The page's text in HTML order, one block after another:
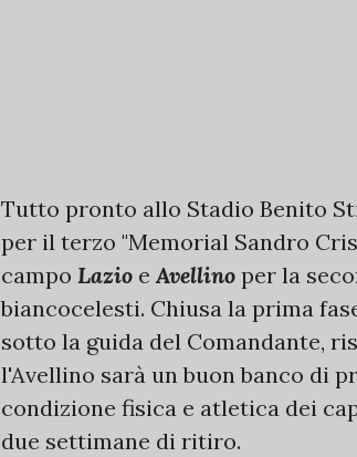
Tutto pronto allo Stadio Benito
per il terzo "Memorial Sandro
campo Lazio eAvellino per la
biancocelesti. Chiusa la prima
sotto la guida del Comandante,
l'Avellino sarà un buon banco di
condizione fisica e atletica dei
due settimane di ritiro.